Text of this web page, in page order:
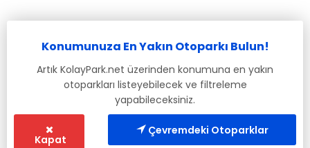
Konumunuza En Yakın Otoparkı Bulun!
Artık KolayPark.net üzerinden konumuna en yakın
otoparkları listeyebilecek ve filtreleme
yapabileceksiniz.
Kapat
Çevremdeki Otoparklar